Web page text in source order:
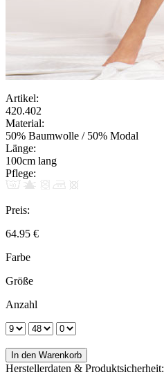
Artikel:
420.402
Material:
50% Baumwolle / 50% Modal
Länge:
100cm lang
Pflege:
Preis:
64.95 €
Farbe
Größe
Anzahl
Herstellerdaten & Produktsicherheit: